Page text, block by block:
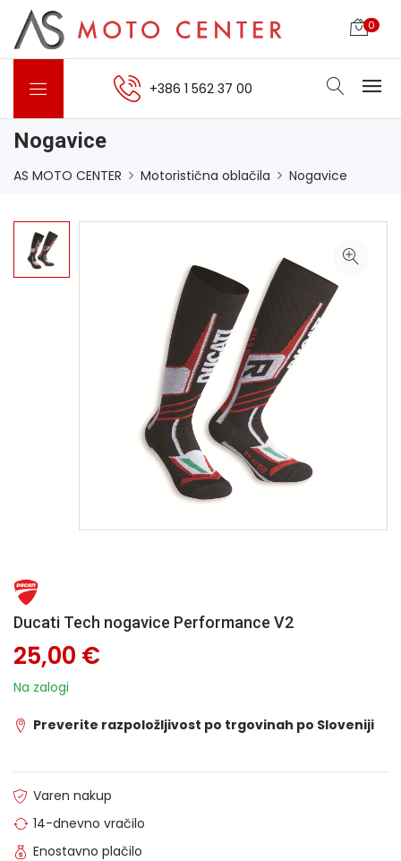
0
+386 1 562 37 00
Nogavice
AS MOTO CENTER Motoristična oblačila Nogavice
Ducati Tech nogavice Performance V2
25,00 €
Na zalogi
Preverite razpoložljivost po trgovinah po Sloveniji
Varen nakup
14-dnevno vračilo
Enostavno plačilo